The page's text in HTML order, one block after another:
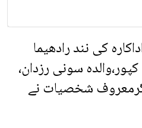
کی نند رادھیما
سونی رزدان،
شخصیات نے